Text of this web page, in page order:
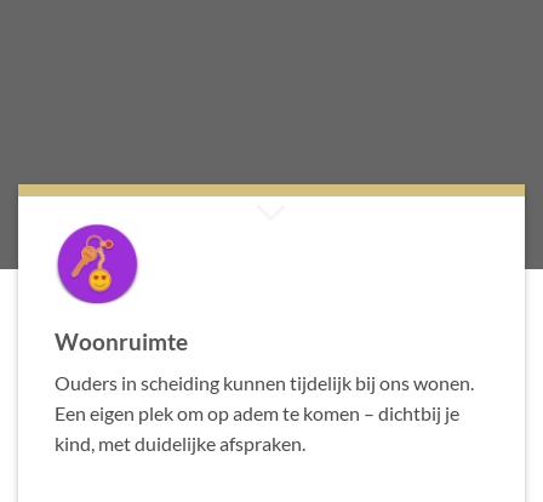
Woonruimte
Ouders in scheiding kunnen tijdelijk bij ons wonen.
Een eigen plek om op adem te komen – dichtbij je
kind, met duidelijke afspraken.